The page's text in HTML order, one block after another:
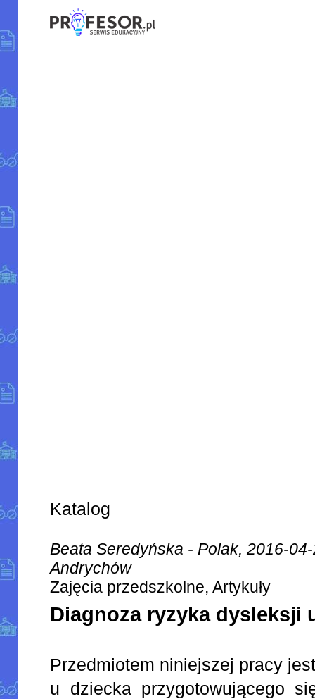
Katalog
Beata Seredyńska - Polak, 2016-
Andrychów
Zajęcia przedszkolne, Artykuły
Diagnoza ryzyka dysleksji
Przedmiotem niniejszej pracy
u dziecka przygotowującego